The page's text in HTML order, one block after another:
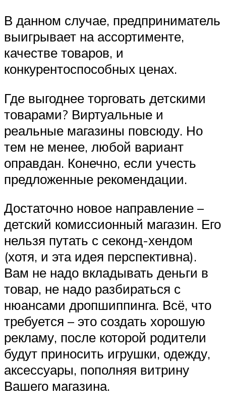
В данном случае, предприниматель
выигрывает на ассортименте,
качестве товаров, и
конкурентоспособных ценах.
Где выгоднее торговать детскими
товарами? Виртуальные и
реальные магазины повсюду. Но
тем не менее, любой вариант
оправдан. Конечно, если учесть
предложенные рекомендации.
Достаточно новое направление –
детский комиссионный магазин. Его
нельзя путать с секонд-хендом
(хотя, и эта идея перспективна).
Вам не надо вкладывать деньги в
товар, не надо разбираться с
нюансами дропшиппинга. Всё, что
требуется – это создать хорошую
рекламу, после которой родители
будут приносить игрушки, одежду,
аксессуары, пополняя витрину
Вашего магазина.